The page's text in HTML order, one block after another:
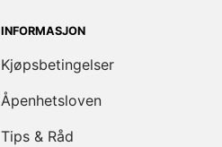
INFORMASJON
Kjøpsbetingelser
Åpenhetsloven
Tips & Råd